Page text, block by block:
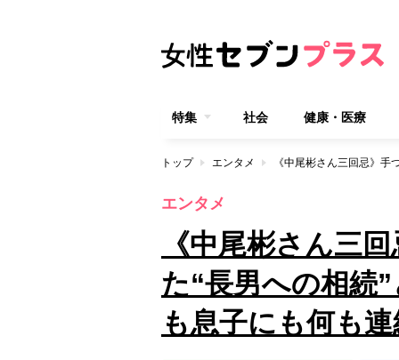
特集 社会 健康・医療
トップ エンタメ
エンタメ
《中尾彬さん三
た“長男への相続
も息子にも何も